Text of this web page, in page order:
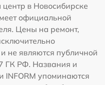
в Новосибирске
официальной
Цены на ремонт,
не являются публичной
ГК РФ. Названия и
INFORM упоминаются